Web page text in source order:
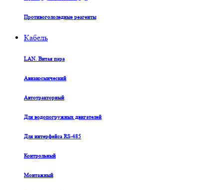
Противогололедные реагенты
Кабель
LAN. Витая пара
Авиакосмический
Автотракторный
Для водопогружных двигателей
Для интерфейса RS-485
Контрольный
Монтажный